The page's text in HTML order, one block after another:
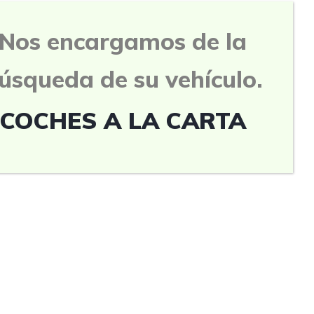
encargamos de la
de su vehículo.
COCHES A LA CARTA